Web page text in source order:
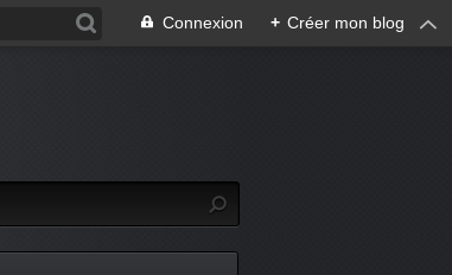
Connexion + Créer mon blog